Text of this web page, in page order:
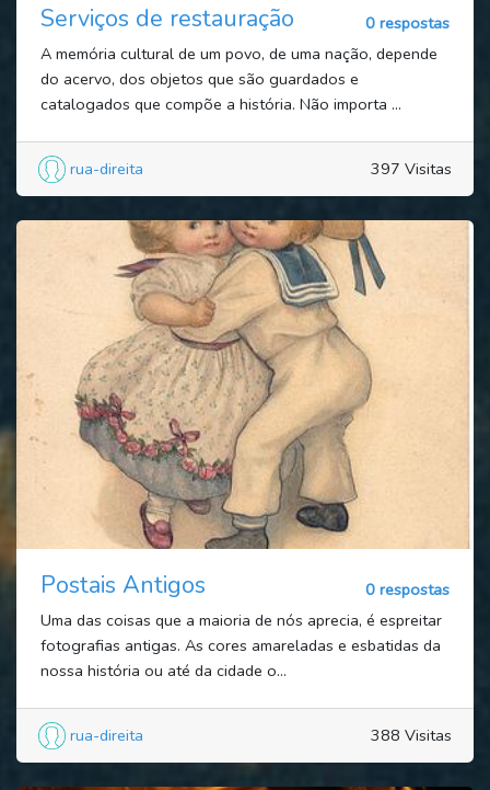
Serviços de restauração
0 respostas
A memória cultural de um povo, de uma nação, depende
do acervo, dos objetos que são guardados e
catalogados que compõe a história. Não importa ...
rua-direita 397 Visitas
Postais Antigos
0 respostas
Uma das coisas que a maioria de nós aprecia, é espreitar
fotografias antigas. As cores amareladas e esbatidas da
nossa história ou até da cidade o...
rua-direita 388 Visitas